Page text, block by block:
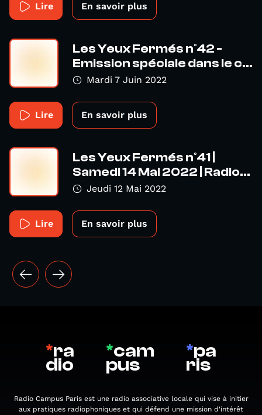
Lire En savoir plus
Les Yeux Fermés n°42 -
Emission spéciale dans le c...
Mardi 7 Juin 2022
Lire En savoir plus
Les Yeux Fermés n°41 |
Samedi 14 Mai 2022 | Radio...
Jeudi 12 Mai 2022
Lire En savoir plus
*ra
dio
*cam
pus
*pa
ris
Radio Campus Paris est une radio associative locale qui vise à initier
aux pratiques radiophoniques et qui défend une mission d'intérêt